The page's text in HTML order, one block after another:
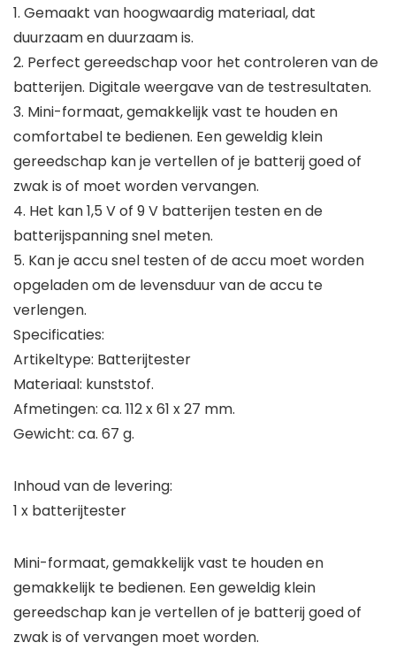
1. Gemaakt van hoogwaardig materiaal, dat
duurzaam en duurzaam is.
2. Perfect gereedschap voor het controleren van de
batterijen. Digitale weergave van de testresultaten.
3. Mini-formaat, gemakkelijk vast te houden en
comfortabel te bedienen. Een geweldig klein
gereedschap kan je vertellen of je batterij goed of
zwak is of moet worden vervangen.
4. Het kan 1,5 V of 9 V batterijen testen en de
batterijspanning snel meten.
5. Kan je accu snel testen of de accu moet worden
opgeladen om de levensduur van de accu te
verlengen.
Specificaties:
Artikeltype: Batterijtester
Materiaal: kunststof.
Afmetingen: ca. 112 x 61 x 27 mm.
Gewicht: ca. 67 g.
Inhoud van de levering:
1 x batterijtester
Mini-formaat, gemakkelijk vast te houden en
gemakkelijk te bedienen. Een geweldig klein
gereedschap kan je vertellen of je batterij goed of
zwak is of vervangen moet worden.